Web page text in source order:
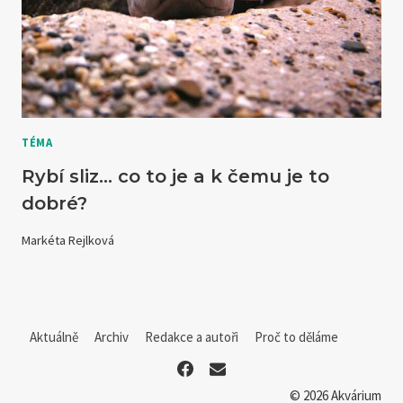
TÉMA
Rybí sliz… co to je a k čemu je to
dobré?
Markéta Rejlková
Aktuálně Archiv Redakce a autoři Proč to děláme
© 2026 Akvárium